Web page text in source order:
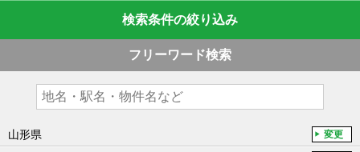
検索条件の絞り込み
フリーワード検索
山形県 変更